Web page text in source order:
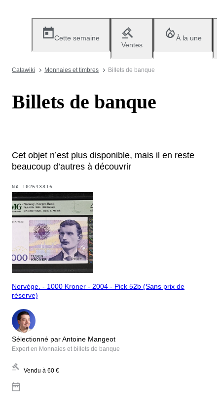
Cette semaine
Ventes
À la une
Catawiki Monnaies et timbres Billets de banque
Billets de banque
Cet objet n’est plus disponible, mais il en reste
beaucoup d’autres à découvrir
Nº 102643316
Norvège. - 1000 Kroner - 2004 - Pick 52b (Sans prix de
réserve)
Sélectionné par Antoine Mangeot
Expert en Monnaies et billets de banque
Vendu à 60 €